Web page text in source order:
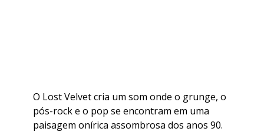
O Lost Velvet cria um som onde o grunge, o
pós-rock e o pop se encontram em uma
paisagem onírica assombrosa dos anos 90.